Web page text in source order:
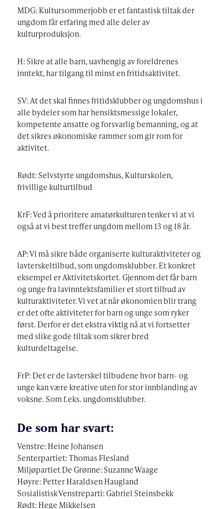
MDG: Kultursommerjobb er et fantastisk tiltak der
ungdom får erfaring med alle deler av
kulturproduksjon.
H: Sikre at alle barn, uavhengig av foreldrenes
inntekt, har tilgang til minst en fritidsaktivitet.
SV: At det skal finnes fritidsklubber og ungdomshus i
alle bydeler som har hensiktsmessige lokaler,
kompetente ansatte og forsvarlig bemanning, og at
det sikres økonomiske rammer som gir rom for
aktivitet.
Rødt: Selvstyrte ungdomshus, Kulturskolen,
frivillige kulturtilbud
KrF: Ved å prioritere amatørkulturen tenker vi at vi
også at vi best treffer ungdom mellom 13 og 18 år.
AP: Vi må sikre både organiserte kulturaktiviteter og
lavterskeltilbud, som ungdomsklubber. Et konkret
eksempel er Aktivitetskortet. Gjennom det får barn
og unge fra lavinntektsfamilier et stort tilbud av
kulturaktiviteter. Vi vet at når økonomien blir trang
er det ofte aktiviteter for barn og unge som ryker
først. Derfor er det ekstra viktig nå at vi fortsetter
med slike gode tiltak som sikrer bred
kulturdeltagelse.
FrP: Det er de lavterskel tilbudene hvor barn- og
unge kan være kreative uten for stor innblanding av
voksne. Som f.eks. ungdomsklubber.
De som har svart:
Venstre: Heine Johansen
Senterpartiet: Thomas Flesland
Miljøpartiet De Grønne: Suzanne Waage
Høyre: Petter Haraldsen Haugland
Sosialistisk Venstreparti: Gabriel Steinsbekk
Rødt: Hege Mikkelsen